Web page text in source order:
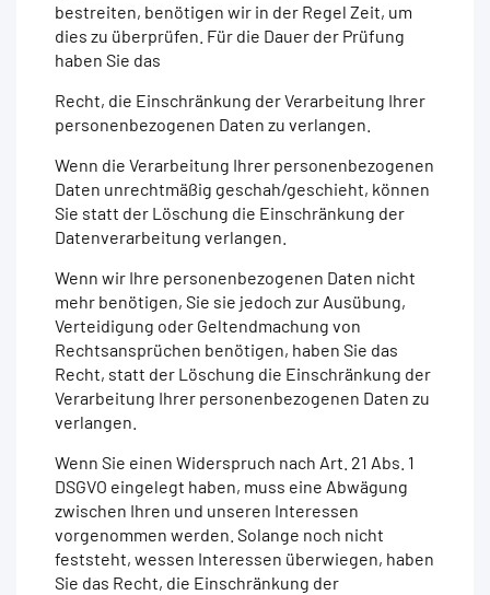
bestreiten, benötigen wir in der Regel Zeit, um
dies zu überprüfen. Für die Dauer der Prüfung
haben Sie das
Recht, die Einschränkung der Verarbeitung Ihrer
personenbezogenen Daten zu verlangen.
Wenn die Verarbeitung Ihrer personenbezogenen
Daten unrechtmäßig geschah/geschieht, können
Sie statt der Löschung die Einschränkung der
Datenverarbeitung verlangen.
Wenn wir Ihre personenbezogenen Daten nicht
mehr benötigen, Sie sie jedoch zur Ausübung,
Verteidigung oder Geltendmachung von
Rechtsansprüchen benötigen, haben Sie das
Recht, statt der Löschung die Einschränkung der
Verarbeitung Ihrer personenbezogenen Daten zu
verlangen.
Wenn Sie einen Widerspruch nach Art. 21 Abs. 1
DSGVO eingelegt haben, muss eine Abwägung
zwischen Ihren und unseren Interessen
vorgenommen werden. Solange noch nicht
feststeht, wessen Interessen überwiegen, haben
Sie das Recht, die Einschränkung der